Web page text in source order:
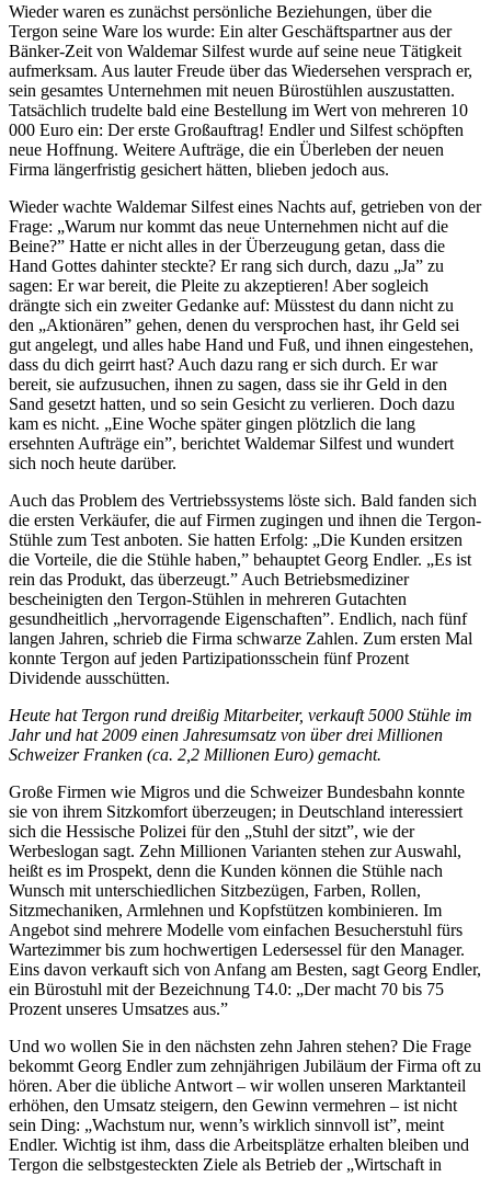
Wieder waren es zunächst persönliche Beziehungen, über die
Tergon seine Ware los wurde: Ein alter Geschäftspartner aus der
Bänker-Zeit von Waldemar Silfest wurde auf seine neue Tätigkeit
aufmerksam. Aus lauter Freude über das Wiedersehen versprach er,
sein gesamtes Unternehmen mit neuen Bürostühlen auszustatten.
Tatsächlich trudelte bald eine Bestellung im Wert von mehreren 10
000 Euro ein: Der erste Großauftrag! Endler und Silfest schöpften
neue Hoffnung. Weitere Aufträge, die ein Überleben der neuen
Firma längerfristig gesichert hätten, blieben jedoch aus.
Wieder wachte Waldemar Silfest eines Nachts auf, getrieben von der
Frage: „Warum nur kommt das neue Unternehmen nicht auf die
Beine?” Hatte er nicht alles in der Überzeugung getan, dass die
Hand Gottes dahinter steckte? Er rang sich durch, dazu „Ja” zu
sagen: Er war bereit, die Pleite zu akzeptieren! Aber sogleich
drängte sich ein zweiter Gedanke auf: Müsstest du dann nicht zu
den „Aktionären” gehen, denen du versprochen hast, ihr Geld sei
gut angelegt, und alles habe Hand und Fuß, und ihnen eingestehen,
dass du dich geirrt hast? Auch dazu rang er sich durch. Er war
bereit, sie aufzusuchen, ihnen zu sagen, dass sie ihr Geld in den
Sand gesetzt hatten, und so sein Gesicht zu verlieren. Doch dazu
kam es nicht. „Eine Woche später gingen plötzlich die lang
ersehnten Aufträge ein”, berichtet Waldemar Silfest und wundert
sich noch heute darüber.
Auch das Problem des Vertriebssystems löste sich. Bald fanden sich
die ersten Verkäufer, die auf Firmen zugingen und ihnen die Tergon-
Stühle zum Test anboten. Sie hatten Erfolg: „Die Kunden ersitzen
die Vorteile, die die Stühle haben,” behauptet Georg Endler. „Es ist
rein das Produkt, das überzeugt.” Auch Betriebsmediziner
bescheinigten den Tergon-Stühlen in mehreren Gutachten
gesundheitlich „hervorragende Eigenschaften”. Endlich, nach fünf
langen Jahren, schrieb die Firma schwarze Zahlen. Zum ersten Mal
konnte Tergon auf jeden Partizipationsschein fünf Prozent
Dividende ausschütten.
Heute hat Tergon rund dreißig Mitarbeiter, verkauft 5000 Stühle im
Jahr und hat 2009 einen Jahresumsatz von über drei Millionen
Schweizer Franken (ca. 2,2 Millionen Euro) gemacht.
Große Firmen wie Migros und die Schweizer Bundesbahn konnte
sie von ihrem Sitzkomfort überzeugen; in Deutschland interessiert
sich die Hessische Polizei für den „Stuhl der sitzt”, wie der
Werbeslogan sagt. Zehn Millionen Varianten stehen zur Auswahl,
heißt es im Prospekt, denn die Kunden können die Stühle nach
Wunsch mit unterschiedlichen Sitzbezügen, Farben, Rollen,
Sitzmechaniken, Armlehnen und Kopfstützen kombinieren. Im
Angebot sind mehrere Modelle vom einfachen Besucherstuhl fürs
Wartezimmer bis zum hochwertigen Ledersessel für den Manager.
Eins davon verkauft sich von Anfang am Besten, sagt Georg Endler,
ein Bürostuhl mit der Bezeichnung T4.0: „Der macht 70 bis 75
Prozent unseres Umsatzes aus.”
Und wo wollen Sie in den nächsten zehn Jahren stehen? Die Frage
bekommt Georg Endler zum zehnjährigen Jubiläum der Firma oft zu
hören. Aber die übliche Antwort – wir wollen unseren Marktanteil
erhöhen, den Umsatz steigern, den Gewinn vermehren – ist nicht
sein Ding: „Wachstum nur, wenn’s wirklich sinnvoll ist”, meint
Endler. Wichtig ist ihm, dass die Arbeitsplätze erhalten bleiben und
Tergon die selbstgesteckten Ziele als Betrieb der „Wirtschaft in